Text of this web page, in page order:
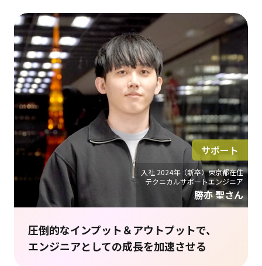
入社 2024年（新卒）東京都在住
テクニカルサポートエンジニア
勝亦 聖さん
サポート
圧倒的なインプット＆アウトプットで、
エンジニアとしての成長を加速させる